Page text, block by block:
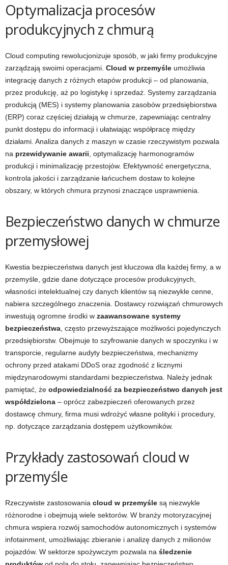
Optymalizacja procesów
produkcyjnych z chmurą
Cloud computing rewolucjonizuje sposób, w jaki firmy produkcyjne
zarządzają swoimi operacjami. Cloud w przemyśle umożliwia
integrację danych z różnych etapów produkcji – od planowania,
przez produkcję, aż po logistykę i sprzedaż. Systemy zarządzania
produkcją (MES) i systemy planowania zasobów przedsiębiorstwa
(ERP) coraz częściej działają w chmurze, zapewniając centralny
punkt dostępu do informacji i ułatwiając współpracę między
działami. Analiza danych z maszyn w czasie rzeczywistym pozwala
na przewidywanie awarii , optymalizację harmonogramów
produkcji i minimalizację przestojów. Efektywność energetyczna,
kontrola jakości i zarządzanie łańcuchem dostaw to kolejne
obszary, w których chmura przynosi znaczące usprawnienia.
Bezpieczeństwo danych w chmurze
przemysłowej
Kwestia bezpieczeństwa danych jest kluczowa dla każdej firmy, a w
przemyśle, gdzie dane dotyczące procesów produkcyjnych,
własności intelektualnej czy danych klientów są niezwykle cenne,
nabiera szczególnego znaczenia. Dostawcy rozwiązań chmurowych
inwestują ogromne środki w zaawansowane systemy
bezpieczeństwa , często przewyższające możliwości pojedynczych
przedsiębiorstw. Obejmuje to szyfrowanie danych w spoczynku i w
transporcie, regularne audyty bezpieczeństwa, mechanizmy
ochrony przed atakami DDoS oraz zgodność z licznymi
międzynarodowymi standardami bezpieczeństwa. Należy jednak
pamiętać, że odpowiedzialność za bezpieczeństwo danych jest
współdzielona – oprócz zabezpieczeń oferowanych przez
dostawcę chmury, firma musi wdrożyć własne polityki i procedury,
np. dotyczące zarządzania dostępem użytkowników.
Przykłady zastosowań cloud w
przemyśle
Rzeczywiste zastosowania cloud w przemyśle są niezwykle
różnorodne i obejmują wiele sektorów. W branży motoryzacyjnej
chmura wspiera rozwój samochodów autonomicznych i systemów
infotainment, umożliwiając zbieranie i analizę danych z milionów
pojazdów. W sektorze spożywczym pozwala na śledzenie